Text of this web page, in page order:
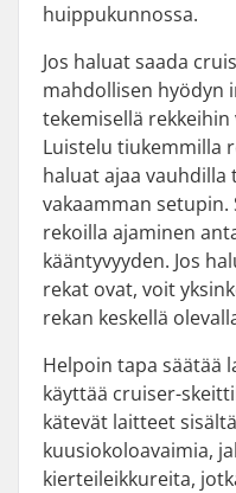
huippukunnossa.
Jos haluat saada
mahdollisen hyödyn
tekemisellä
Luistelu tiukemmilla
haluat ajaa vauhdilla
vakaamman
rekoilla ajaminen
kääntyvyyden. Jos
rekat ovat, voit
rekan keskellä
Helpoin tapa säätää
käyttää cruiser-
kätevät laitteet
kuusiokoloavaimia,
kierteileikkureita,